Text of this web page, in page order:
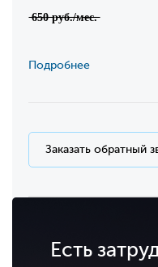
̶6̶5̶0̶ ̶р̶у̶б̶.̶/̶м̶е̶с̶.̶
Подробнее
Заказать обратный
Есть